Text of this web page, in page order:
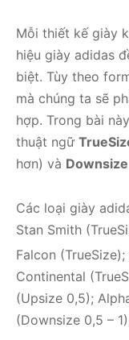
Mỗi thiết kế giày
hiệu giày adidas
biệt. Tùy theo
mà chúng ta sẽ
hợp. Trong bài
thuật ngữ
hơn) và Downsize
Các loại giày
Stan Smith
Falcon
Continental
(Upsize 0,5);
(Downsize 0,5 –